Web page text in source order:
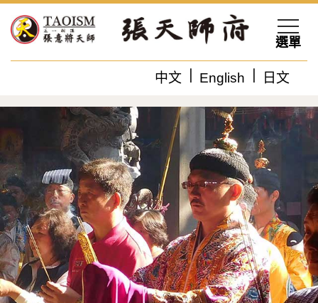
中文 English 日文
選單